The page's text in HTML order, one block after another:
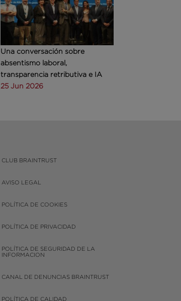
Una conversación sobre
absentismo laboral,
transparencia retributiva e IA
25 Jun 2026
CLUB BRAINTRUST
AVISO LEGAL
POLÍTICA DE COOKIES
POLÍTICA DE PRIVACIDAD
POLÍTICA DE SEGURIDAD DE LA
INFORMACION
CANAL DE DENUNCIAS BRAINTRUST
POLÍTICA DE CALIDAD